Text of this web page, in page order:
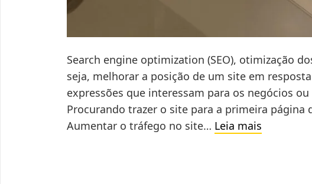
Search engine optimization (SEO), otimização
seja, melhorar a posição de um site em
expressões que interessam para os negócios
Procurando trazer o site para a primeira
Aumentar o tráfego no site… Leia mais